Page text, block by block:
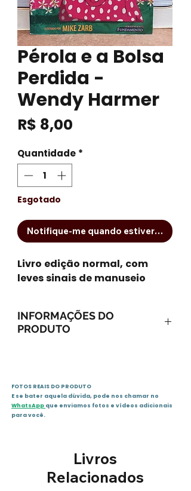
Pérola e a Bolsa
Perdida -
Wendy Harmer
R$ 8,00
Quantidade *
Esgotado
Notifique-me quando estiver
Livro edição normal, com
leves sinais de manuseio
INFORMAÇÕES DO
PRODUTO
Idioma: português
Editora: Fundamento
perdeu sua preciosa bolsa em
algum lugar do Parque Jubileu.
Onde estará? Pérola e seus
FOTOS REAIS DO PRODUTO
E se bater aquela dúvida, pode nos chamar no
WhatsApp que enviamos fotos e vídeos adicionais
para você.
Livros
Relacionados